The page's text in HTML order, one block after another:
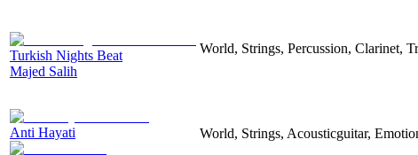
Turkish Nights Beat
Majed Salih
World, Strings, Percussion, Clarinet,
Anti Hayati World, Strings, Acousticguitar,